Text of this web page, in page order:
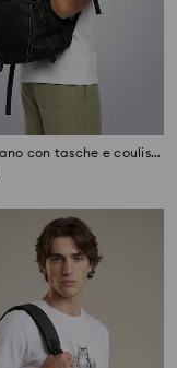
Zaino urbano con tasche e coulisse